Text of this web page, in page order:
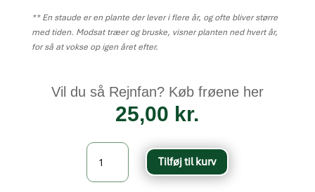
** En staude er en plante der lever i flere år, og ofte bliver større
med tiden. Modsat træer og bruske, visner planten ned hvert år,
for så at vokse op igen året efter.
Vil du så Rejnfan? Køb frøene her
25,00 kr.
Rejnfan
Tanacetum
Tilføj til kurv